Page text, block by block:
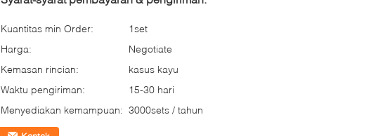
Kuantitas min Order:
1set
Harga:
Negotiate
Kemasan rincian:
kasus kayu
Waktu pengiriman:
15-30 hari
Menyediakan kemampuan: 3000sets / tahun